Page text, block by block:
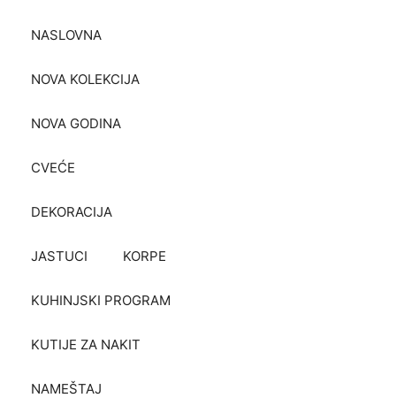
NASLOVNA
NOVA KOLEKCIJA
NOVA GODINA
CVEĆE
DEKORACIJA
JASTUCI KORPE
KUHINJSKI PROGRAM
KUTIJE ZA NAKIT
NAMEŠTAJ